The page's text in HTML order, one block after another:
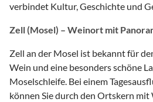
verbindet Kultur, Geschichte und
Zell (Mosel) – Weinort mit
Zell an der Mosel ist bekannt für
Wein und eine besonders schöne
Moselschleife. Bei einem
können Sie durch den Ortskern